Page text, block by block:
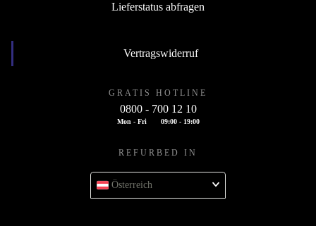
Lieferstatus abfragen
Vertragswiderruf
GRATIS HOTLINE
0800 - 700 12 10
Mon - Fri 09:00 - 19:00
REFURBED IN
Österreich